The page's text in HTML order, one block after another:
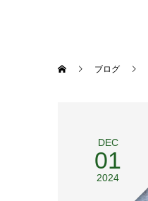
ブログ
DEC
01
2024